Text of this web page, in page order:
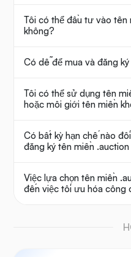
Tôi có thể đầu tư vào tên
không?
Có dễ để mua và đăng
Tôi có thể sử dụng tên
hoặc môi giới tên miền
Có bất kỳ hạn chế nào
đăng ký tên miền
Việc lựa chọn tên miền
đến việc tối ưu hóa công